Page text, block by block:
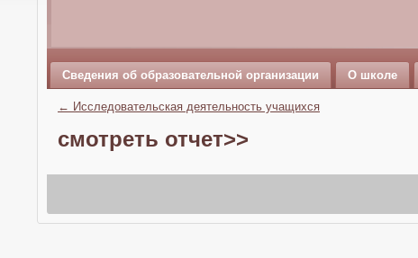
Сведения об образовательной организации О школе
← Исследовательская деятельность учащихся
смотреть отчет>>